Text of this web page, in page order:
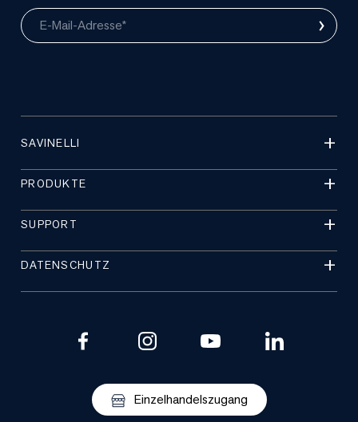
E-Mail-Adresse* ›
SAVINELLI
PRODUKTE
SUPPORT
DATENSCHUTZ
Einzelhandelszugang